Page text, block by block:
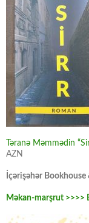
Təranə Məmmədin
AZN
İçərişəhər Bookhouse
Məkan-marşrut >>>>